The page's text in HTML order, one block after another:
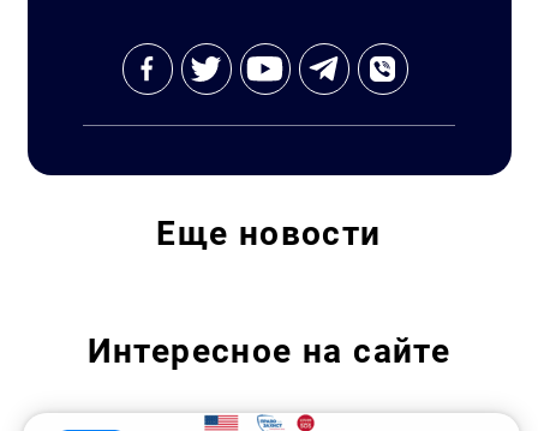
Еще новости
Интересное на сайте